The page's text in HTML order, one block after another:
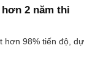
2 năm thi
hơn 98% tiến độ, dự